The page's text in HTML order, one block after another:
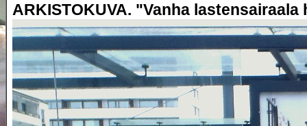
ARKISTOKUVA. "Vanha